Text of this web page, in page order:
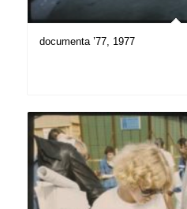
documenta ’77, 1977